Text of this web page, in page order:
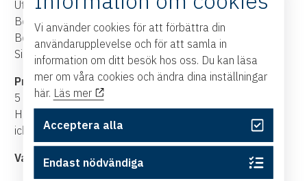
Utbildningsmaterial, lunch, fika och frukostfralla ingår.
Bokningen är bindande, men platsen kan överlåtas.
Begränsat antal kursdeltagare.
Sista bokningsdag 13 oktober 2026.
Pris:
5 400 kr exkl moms per person för medlemmar i
Handelskammaren. 6 700 kr exkl moms per person för
icke-medlemmar.
Varmt välkommen med din anmälan!
Vi använder cookies för att förbättra din
användarupplevelse och för att samla in
information om ditt besök hos oss. Du kan läsa
mer om våra cookies och ändra dina inställningar
här. Läs mer
Acceptera alla
Endast nödvändiga